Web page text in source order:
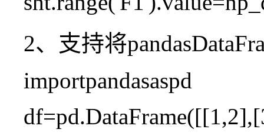
2、支持将
importpandasaspd